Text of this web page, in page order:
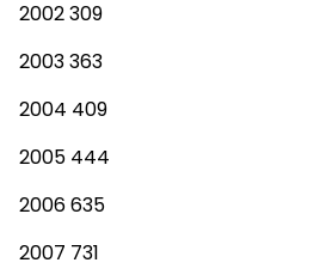
2002 309
2003 363
2004 409
2005 444
2006 635
2007 731